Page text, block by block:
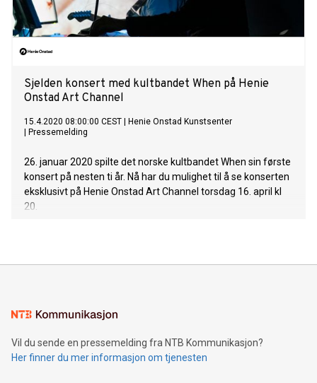
Sjelden konsert med kultbandet When på Henie
Onstad Art Channel
15.4.2020 08:00:00 CEST
Henie Onstad Kunstsenter
Pressemelding
26. januar 2020 spilte det norske kultbandet When sin første
konsert på nesten ti år. Nå har du mulighet til å se konserten
eksklusivt på Henie Onstad Art Channel torsdag 16. april kl
20.
Vil du sende en pressemelding fra NTB Kommunikasjon?
Her finner du mer informasjon om tjenesten